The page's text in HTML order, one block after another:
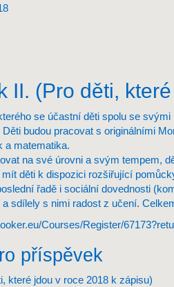
II. (Pro děti,
se účastní děti spolu se
budou pracovat s originálními
a matematika.
na své úrovni a svým tempem,
děti k dispozici rozšiřující
řadě i sociální dovednosti
sdílely s nimi radost z učení.
Courses/Register/
příspěvek
které jdou v roce 2018 k zápisu)